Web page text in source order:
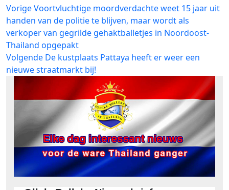
Bericht
navigatie
VorigeVorig
bericht:
Voortvluchtige moordverdachte weet 15 jaar uit
handen van de politie te blijven, maar wordt als
verkoper van gegrilde gehaktballetjes in Noordoost-
Thailand opgepakt
Volgende Volgend
bericht:
De kustplaats Pattaya heeft er weer een
nieuwe straatmarkt bij!